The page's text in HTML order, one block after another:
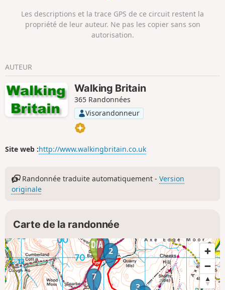
Les descriptions et la trace GPS de ce circuit restent la
propriété de leur auteur. Ne pas les copier sans son
autorisation.
AUTEUR
Walking Britain
365 Randonnées
Visorandonneur
Site web :http://www.walkingbritain.co.uk
Randonnée traduite automatiquement -Version
originale
Carte de la randonnée
1
2
3
7